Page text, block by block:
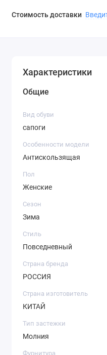
Стоимость доставки
Характеристики
Общие
Вид обуви
сапоги
Особенности модели
Антискользящая
Пол
Женские
Сезон
Зима
Стиль
Повседневный
Страна бренда
РОССИЯ
Страна изготовитель
КИТАЙ
Тип застежки
Молния
Фурнитура